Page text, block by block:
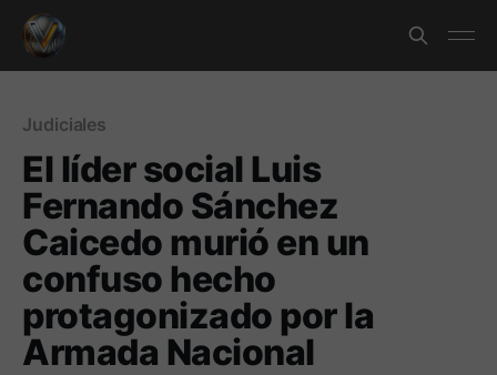
Judiciales
El líder social Luis
Fernando Sánchez
Caicedo murió en un
confuso hecho
protagonizado por la
Armada Nacional